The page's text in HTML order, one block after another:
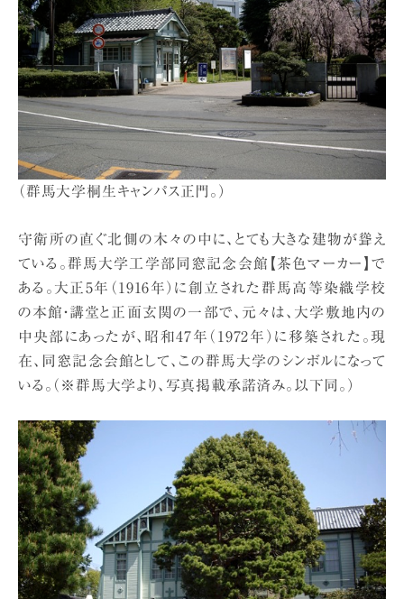
（群馬大学桐生キャンパス正門。）
守衛所の直ぐ北側の木々の中に、とても大きな建物が聳え
ている。群馬大学工学部同窓記念会館【茶色マーカー】で
ある。大正5年（1916年）に創立された群馬高等染織学校
の本館・講堂と正面玄関の一部で、元々は、大学敷地内の
中央部にあったが、昭和47年（1972年）に移築された。現
在、同窓記念会館として、この群馬大学のシンボルになって
いる。（※群馬大学より、写真掲載承諾済み。以下同。）